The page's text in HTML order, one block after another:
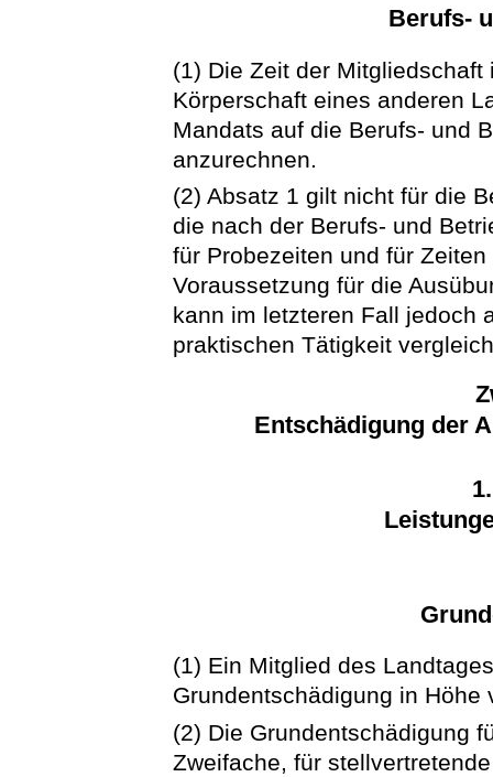
Berufs-
(1) Die Zeit der
Körperschaft eines anderen
Mandats auf die Berufs- und
anzurechnen.
(2) Absatz 1 gilt nicht für die
die nach der Berufs- und
für Probezeiten und für
Voraussetzung für die
kann im letzteren Fall jedoch
praktischen Tätigkeit
Entschädigung der
(1) Ein Mitglied des
Grundentschädigung in
(2) Die Grundentschädigung
Zweifache, für